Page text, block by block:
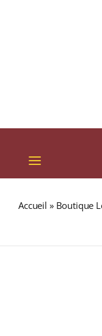
Toggle
Navigation
SPIRITUEUX
Accueil » Boutique